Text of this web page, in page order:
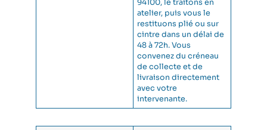
94100, le traitons en
atelier, puis vous le
restituons plié ou sur
cintre dans un délai de
48 à 72h. Vous
convenez du créneau
de collecte et de
livraison directement
avec votre
intervenante.